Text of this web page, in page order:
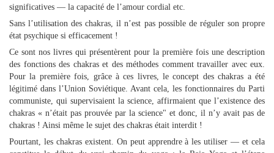
significatives — la capacité de l’amour cordial etc.
Sans l’utilisation des chakras, il n’est pas possible de réguler son propre
état psychique si efficacement !
Ce sont nos livres qui présentèrent pour la première fois une description
des fonctions des chakras et des méthodes comment travailler avec eux.
Pour la première fois, grâce à ces livres, le concept des chakras a été
légitimé dans l’Union Soviétique. Avant cela, les fonctionnaires du Parti
communiste, qui supervisaient la science, affirmaient que l’existence des
chakras « n’était pas prouvée par la science" et donc, il n’y avait pas de
chakras ! Ainsi même le sujet des chakras était interdit !
Pourtant, les chakras existent. On peut apprendre à les utiliser — et cela